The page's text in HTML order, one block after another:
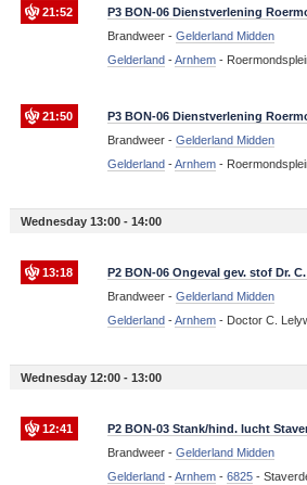
21:52
P3 BON-06 Dienstverlening
Brandweer - Gelderland Midden
Gelderland-Arnhem-
21:50
P3 BON-06 Dienstverlening
Brandweer - Gelderland Midden
Gelderland-Arnhem-
Wednesday 13:00 - 14:00
13:18
P2 BON-06 Ongeval gev. stof Dr.
Brandweer - Gelderland Midden
Gelderland-Arnhem- Doctor C.
Wednesday 12:00 - 13:00
12:41
P2 BON-03 Stank/hind. lucht
Brandweer - Gelderland Midden
Gelderland-Arnhem- 6825-